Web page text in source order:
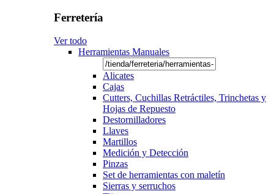
Ferretería
Ver todo
Herramientas Manuales
Alicates
Cajas
Cutters, Cuchillas Retráctiles, Trinchetas y
Hojas de Repuesto
Destornilladores
Llaves
Martillos
Medición y Detección
Pinzas
Set de herramientas con maletín
Sierras y serruchos